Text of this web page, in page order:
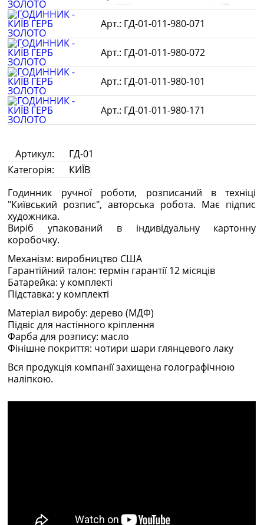
ГД-01-011-980-071
ГД-01-011-980-072
ГД-01-011-980-101
ГД-01-011-980-171
Артикул:
ГД-01
Категорія:
КИЇВ
Годинник ручної роботи, розписаний в техніці
"Київський розпис", авторська робота. Має підпис
художника.
Виріб упакований в індивідуальну картонну
коробочку.
Механізм: виробництво США
Гарантійний талон: термін гарантії 12 місяців
Батарейка: у комплекті
Підставка: у комплекті
Матеріал виробу: дерево (МДФ)
Підвіс для настінного кріплення
Фарба для розпису: масло
Фінішне покриття: чотири шари глянцевого лаку
Вся продукція компанії захищена голографічною
наліпкою.